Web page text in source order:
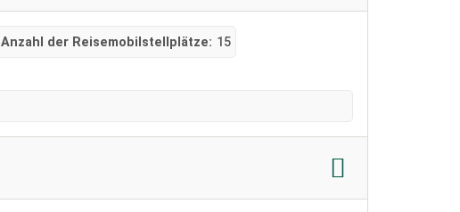
Anzahl der Reisemobilstellplätze: 15